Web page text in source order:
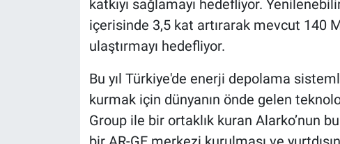
katkıyı sağlamayı hedefliyor.
içerisinde 3,5 kat artırarak mevcut 140
ulaştırmayı hedefliyor.
Bu yıl Türkiye'de enerji depolama
kurmak için dünyanın önde gelen
Group ile bir ortaklık kuran Alarko’nun